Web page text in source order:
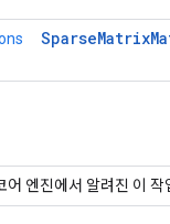
SparseMatrix
엔진에서 알려진 이 작